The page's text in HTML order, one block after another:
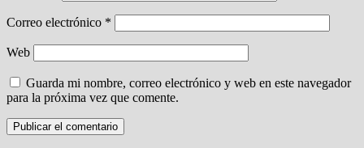
Correo electrónico *
Web
Guarda mi nombre, correo electrónico y web en este navegador
para la próxima vez que comente.